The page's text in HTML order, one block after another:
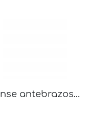
antebrazos